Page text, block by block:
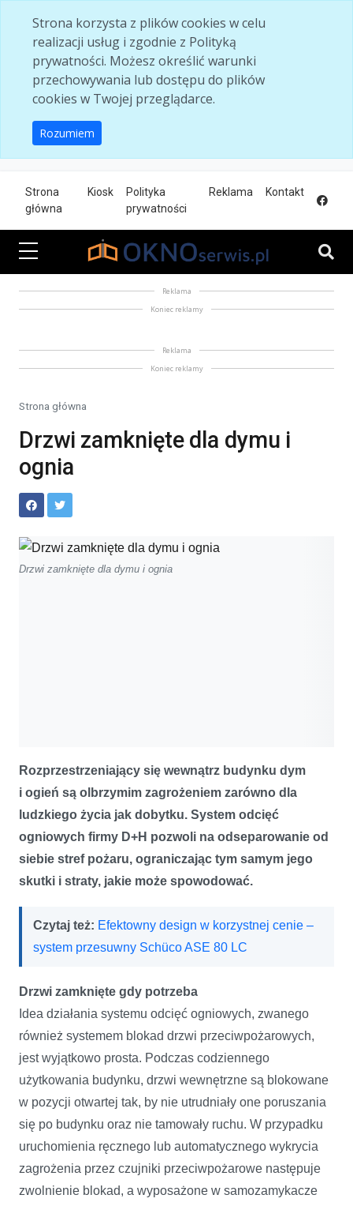
Strona korzysta z plików cookies w celu
realizacji usług i zgodnie z Polityką
prywatności. Możesz określić warunki
przechowywania lub dostępu do plików
cookies w Twojej przeglądarce.
Rozumiem
Strona
główna
Kiosk
Polityka
prywatności
Reklama Kontakt
Reklama
Koniec reklamy
Reklama
Koniec reklamy
Strona główna
Drzwi zamknięte dla dymu i
ognia
Drzwi zamknięte dla dymu i ognia
Rozprzestrzeniający się wewnątrz budynku dym
i ogień są olbrzymim zagrożeniem zarówno dla
ludzkiego życia jak dobytku. System odcięć
ogniowych firmy D+H pozwoli na odseparowanie od
siebie stref pożaru, ograniczając tym samym jego
skutki i straty, jakie może spowodować.
Czytaj też: Efektowny design w korzystnej cenie –
system przesuwny Schüco ASE 80 LC
Drzwi zamknięte gdy potrzeba
Idea działania systemu odcięć ogniowych, zwanego
również systemem blokad drzwi przeciwpożarowych,
jest wyjątkowo prosta. Podczas codziennego
użytkowania budynku, drzwi wewnętrzne są blokowane
w pozycji otwartej tak, by nie utrudniały one poruszania
się po budynku oraz nie tamowały ruchu. W przypadku
uruchomienia ręcznego lub automatycznego wykrycia
zagrożenia przez czujniki przeciwpożarowe następuje
zwolnienie blokad, a wyposażone w samozamykacze